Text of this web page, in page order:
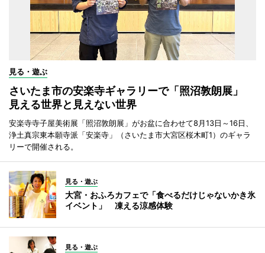
見る・遊ぶ
さいたま市の安楽寺ギャラリーで「照沼敦朗展」
見える世界と見えない世界
安楽寺寺子屋美術展「照沼敦朗展」がお盆に合わせて8月13日～16日、
浄土真宗東本願寺派「安楽寺」（さいたま市大宮区桜木町1）のギャラ
リーで開催される。
見る・遊ぶ
大宮・おふろカフェで「食べるだけじゃないかき氷
イベント」 凍える涼感体験
見る・遊ぶ